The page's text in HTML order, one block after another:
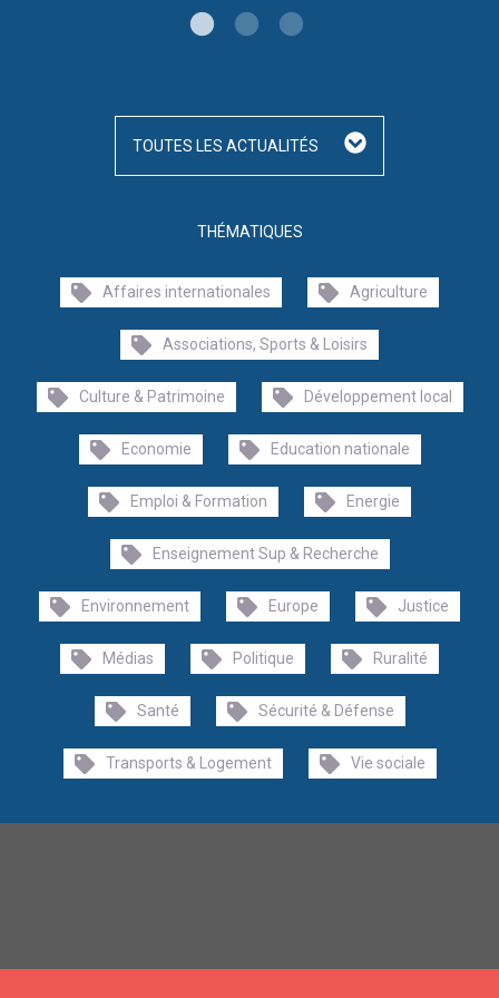
THÉMATIQUES
Affaires internationales Agriculture
Associations, Sports & Loisirs
Culture & Patrimoine Développement local
Economie Education nationale
Emploi & Formation Energie
Enseignement Sup & Recherche
Environnement Europe Justice
Médias Politique Ruralité
Santé Sécurité & Défense
Transports & Logement Vie sociale
TOUTES LES ACTUALITÉS